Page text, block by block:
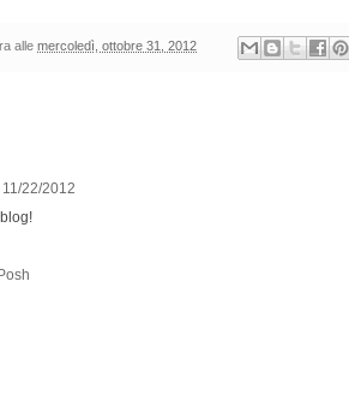
alle mercoledì, ottobre 31, 2012
11/22/2012